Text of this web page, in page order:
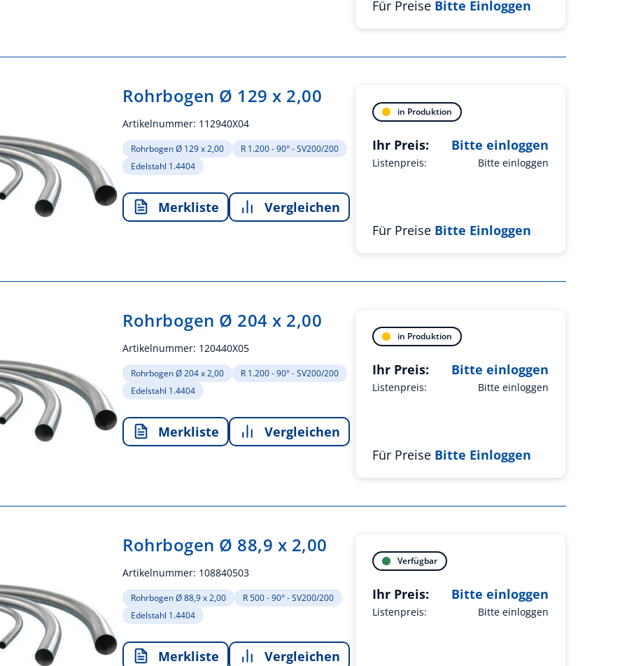
Für Preise Bitte Einloggen
Rohrbogen Ø 129 x 2,00
Artikelnummer: 112940X04
Rohrbogen Ø 129 x 2,00
R 1.200 - 90° - SV200/200
Edelstahl 1.4404
Merkliste Vergleichen
in Produktion
Listenpreis: Bitte einloggen
Ihr Preis: Bitte einloggen
Für Preise Bitte Einloggen
Rohrbogen Ø 204 x 2,00
Artikelnummer: 120440X05
Rohrbogen Ø 204 x 2,00
R 1.200 - 90° - SV200/200
Edelstahl 1.4404
Merkliste Vergleichen
in Produktion
Listenpreis: Bitte einloggen
Ihr Preis: Bitte einloggen
Für Preise Bitte Einloggen
Rohrbogen Ø 88,9 x 2,00
Artikelnummer: 108840503
Rohrbogen Ø 88,9 x 2,00
R 500 - 90° - SV200/200
Edelstahl 1.4404
Merkliste Vergleichen
Verfügbar
Listenpreis: Bitte einloggen
Ihr Preis: Bitte einloggen